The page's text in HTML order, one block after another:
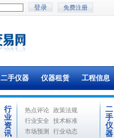
免费注册
二手仪器 仪器租赁 工程信息
行
业
资
讯
热点评论 政策法规
行业安全
技术标准
市场预测
行业动态
二
手
仪
器